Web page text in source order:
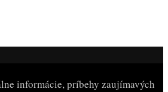
informácie, príbehy zaujímavých